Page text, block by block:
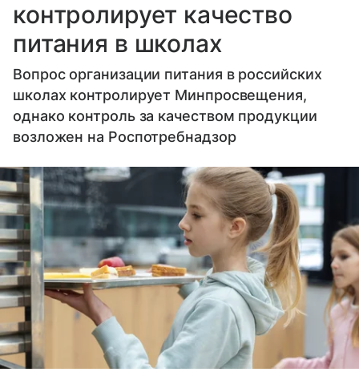
контролирует качество
питания в школах
Вопрос организации питания в российских
школах контролирует Минпросвещения,
однако контроль за качеством продукции
возложен на Роспотребнадзор